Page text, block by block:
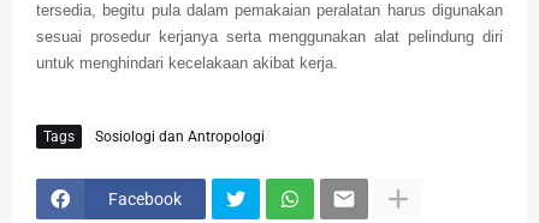
tersedia, begitu pula dalam pemakaian peralatan harus digunakan
sesuai prosedur kerjanya serta menggunakan alat pelindung diri
untuk menghindari kecelakaan akibat kerja.
Tags Sosiologi dan Antropologi
Facebook